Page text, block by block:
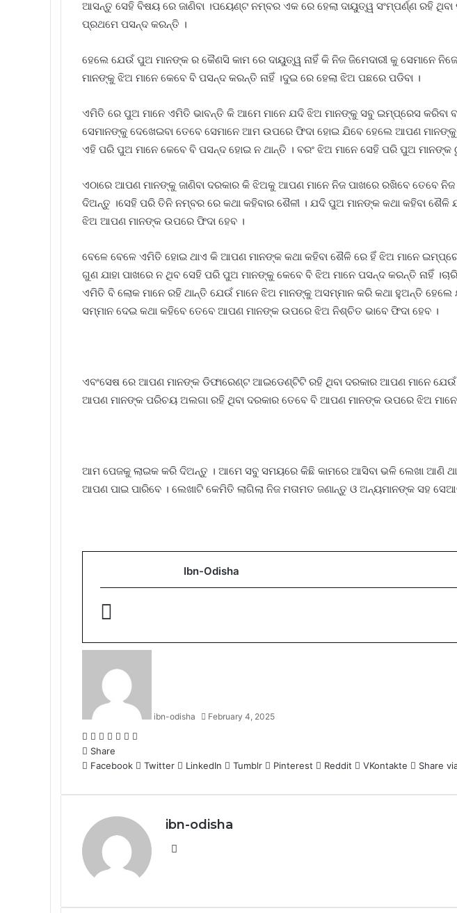
ଆସନ୍ତୁ ସେହି ବିଷୟ ରେ ଜାଣିବା ।ପୟେଣ୍ଟ ନମ୍ବର ଏକ ରେ ହେଲା ଦାୟୁତ୍ୱ ସଂମ୍ପର୍ଣ୍ଣ ରହି
ପ୍ରଥମେ ପସନ୍ଦ କରନ୍ତି ।
ହେଲେ ଯେଉଁ ପୁଅ ମାନଙ୍କ ର କୈଣସି କାମ ରେ ଦାୟୁତ୍ୱ ନାହିଁ କି ନିଜ ଜିମେଦାରୀ କୁ ସେମାନେ
ମାନଙ୍କୁ ଝିଅ ମାନେ କେବେ ବି ପସନ୍ଦ କରନ୍ତି ନାହିଁ ।ଦୁଇ ରେ ହେଲା ଝିଅ ପଛରେ ପଡିବା ।
ଏମିତି ରେ ପୁଅ ମାନେ ଏମିତି ଭାବନ୍ତି କି ଆମେ ମାନେ ଯଦି ଝିଅ ମାନଙ୍କୁ ସବୁ ଇମ୍ପ୍ରେସ କରିବା
ସେମାନଙ୍କୁ ଦେଖେଇବା ତେବେ ସେମାନେ ଆମ ଉପରେ ଫିଦା ହୋଇ ଯିବେ ହେଲେ ଆପଣ
ଏହି ପରି ପୁଅ ମାନେ କେବେ ବି ପସନ୍ଦ ହୋଇ ନ ଥାନ୍ତି । ବରଂ ଝିଅ ମାନେ ସେହି ପରି ପୁଅ ମାନଙ୍କ
ଏଠାରେ ଆପଣ ମାନଙ୍କୁ ଜାଣିବା ଦରକାର କି ଝିଅକୁ ଆପଣ ମାନେ ନିଜ ପାଖରେ ରଖିବେ ତେବେ
ଦିଅନ୍ତୁ ।ସେହି ପରି ତିନି ନମ୍ବର ରେ କଥା କହିବାର ଶୈଳୀ । ଯଦି ପୁଅ ମାନଙ୍କ କଥା କହିବା
ଝିଅ ଆପଣ ମାନଙ୍କ ଉପରେ ଫିଦା ହେବ ।
ବେଳେ ବେଳେ ଏମିତି ହୋଇ ଥାଏ କି ଆପଣ ମାନଙ୍କ କଥା କହିବା ଶୈଳି ରେ ହିଁ ଝିଅ ମାନେ
ଗୁଣ ଯାହା ପାଖରେ ନ ଥିବ ସେହି ପରି ପୁଅ ମାନଙ୍କୁ କେବେ ବି ଝିଅ ମାନେ ପସନ୍ଦ କରନ୍ତି ନାହିଁ
ଏମିତି ବି ଲୋକ ମାନେ ରହି ଥାନ୍ତି ଯେଉଁ ମାନେ ଝିଅ ମାନଙ୍କୁ ଅସମ୍ମାନ କରି କଥା ହୁଅନ୍ତି
ସମ୍ମାନ ଦେଇ କଥା କହିବେ ତେବେ ଆପଣ ମାନଙ୍କ ଉପରେ ଝିଅ ନିଶ୍ଚିତ ଭାବେ ଫିଦା ହେବ ।
ଏବଂସେଷ ରେ ଆପଣ ମାନଙ୍କ ଡିଫାରେଣ୍ଟ ଆଇଡେଣ୍ଟିଟି ରହି ଥିବା ଦରକାର ଆପଣ ମାନେ ଯେଉଁ
ଆପଣ ମାନଙ୍କ ପରିଚୟ ଅଲଗା ରହି ଥିବା ଦରକାର ତେବେ ବି ଆପଣ ମାନଙ୍କ ଉପରେ ଝିଅ ମାନେ
ଆମ ପେଜକୁ ଲାଇକ କରି ଦିଅନ୍ତୁ । ଆମେ ସବୁ ସମୟରେ କିଛି କାମରେ ଆସିବା ଭଳି ଲେଖା ଆଣି
ଆପଣ ପାଇ ପାରିବେ । ଲେଖାଟି କେମିତି ଲାଗିଲା ନିଜ ମତାମତ ଜଣାନ୍ତୁ ଓ ଅନ୍ୟମାନଙ୍କ ସହ
Ibn-Odisha
ibn-odisha February 4, 2025
Facebook
Twitter
LinkedIn
Tumblr
Pinterest
Reddit
Share
Facebook
Twitter LinkedIn Tumblr Pinterest Reddit VKontakte Share
ibn-odisha
Website